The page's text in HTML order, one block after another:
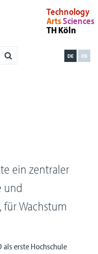
Technology
ArtsSciences
TH Köln
EN
DE
ein zentraler
und
Wachstum
als erste Hochschule